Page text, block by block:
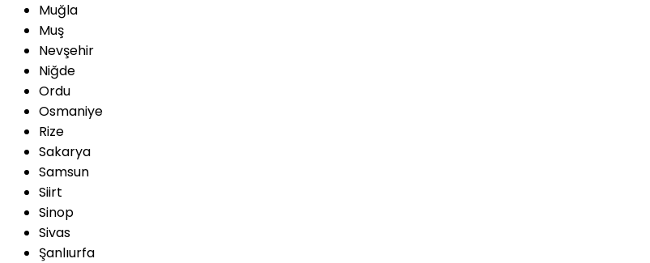
Muğla
Muş
Nevşehir
Niğde
Ordu
Osmaniye
Rize
Sakarya
Samsun
Siirt
Sinop
Sivas
Şanlıurfa